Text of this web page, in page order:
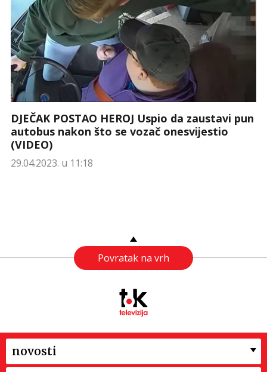
DJEČAK POSTAO HEROJ Uspio da zaustavi pun
autobus nakon što se vozač onesvijestio
(VIDEO)
29.04.2023. u 11:18
Povratak na vrh
novosti